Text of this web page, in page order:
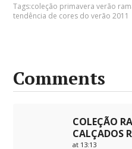
Tags:coleção primavera verão
tendência de cores do verão 2011
Comments
COLEÇÃO
CALÇADOS
at 13:13